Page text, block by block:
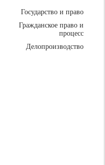
Государство и право
Гражданское право и
процесс
Делопроизводство